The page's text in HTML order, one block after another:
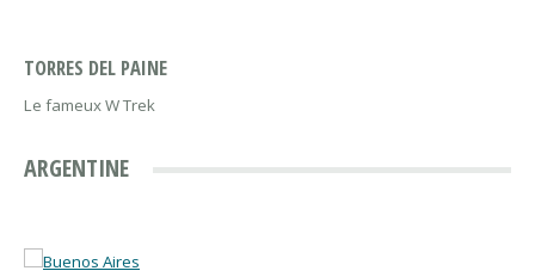
TORRES DEL PAINE
Le fameux W Trek
ARGENTINE